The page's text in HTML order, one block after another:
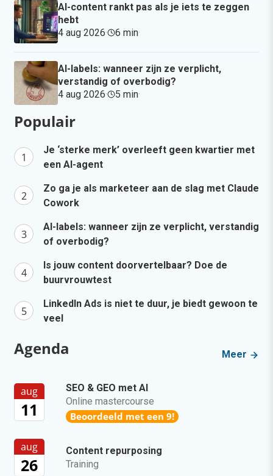
AI-content rankt pas als je iets te zeggen
hebt
4 aug 2026· 6 min·
AI-labels: wanneer zijn ze verplicht,
verstandig of overbodig?
4 aug 2026· 5 min·
Populair
Je ‘sterke merk’ overleeft geen kwartier met
een AI-agent
Zo ga je als marketeer aan de slag met Claude
Cowork
AI-labels: wanneer zijn ze verplicht, verstandig
of overbodig?
Is jouw content doorvertelbaar? Doe de
buurvrouwtest
LinkedIn Ads is niet te duur, je biedt gewoon te
veel
Agenda Meer
aug
11
SEO & GEO met AI
Online mastercourse
Beoordeeld met een 9!
aug
26
Content repurposing
Training